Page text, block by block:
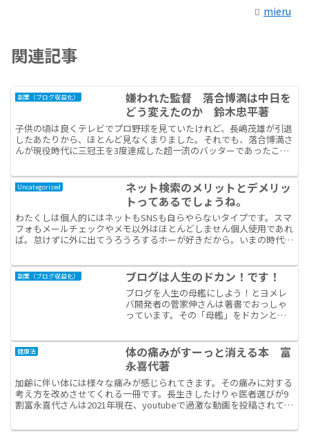
mieru
関連記事
副業（ブログ収益化）
嫌われた監督 落合博満は中日を
どう変えたのか 鈴木忠平著
子供の頃は良くテレビでプロ野球を見ていたけれど、長嶋茂雄が引退
したあたりから、ほとんど見なくまりました。それでも、落合博満さ
んが現役時代に三冠王を3度達成した超一流のバッターであったこと
Uncategorized
ネット検索のメリットとデメリッ
トってあるでしょうね。
わたくしは個人的にはネットもSNSも自らやらないタイプです。スマ
フォもメールチェックやメモ以外はほとんどしません個人使用であれ
ば。怠けずに外に出てうろうろするホーが好きだから。いまの時代に
副業（ブログ収益化） ブログは人生のドカン！です！
ブログを人生の母艦にしよう！とヨメレ
バ開発者の菅家伸さんは著書でおっしゃ
っています。その「母艦」をドカンとも
ーことなのかな~」と思っていました。ブ
ログ運営はやったりとま...
健康法
体の痛みがすーっと消える本 富
永喜代著
加齢に伴い体には様々な痛みが感じられてきます。その痛みに対する
考え方を改めさせてくれる一冊です。長生きしたけりゃ医者選びが9
割富永喜代さんは2021年現在、youtubeで過激な動画を投稿されてい